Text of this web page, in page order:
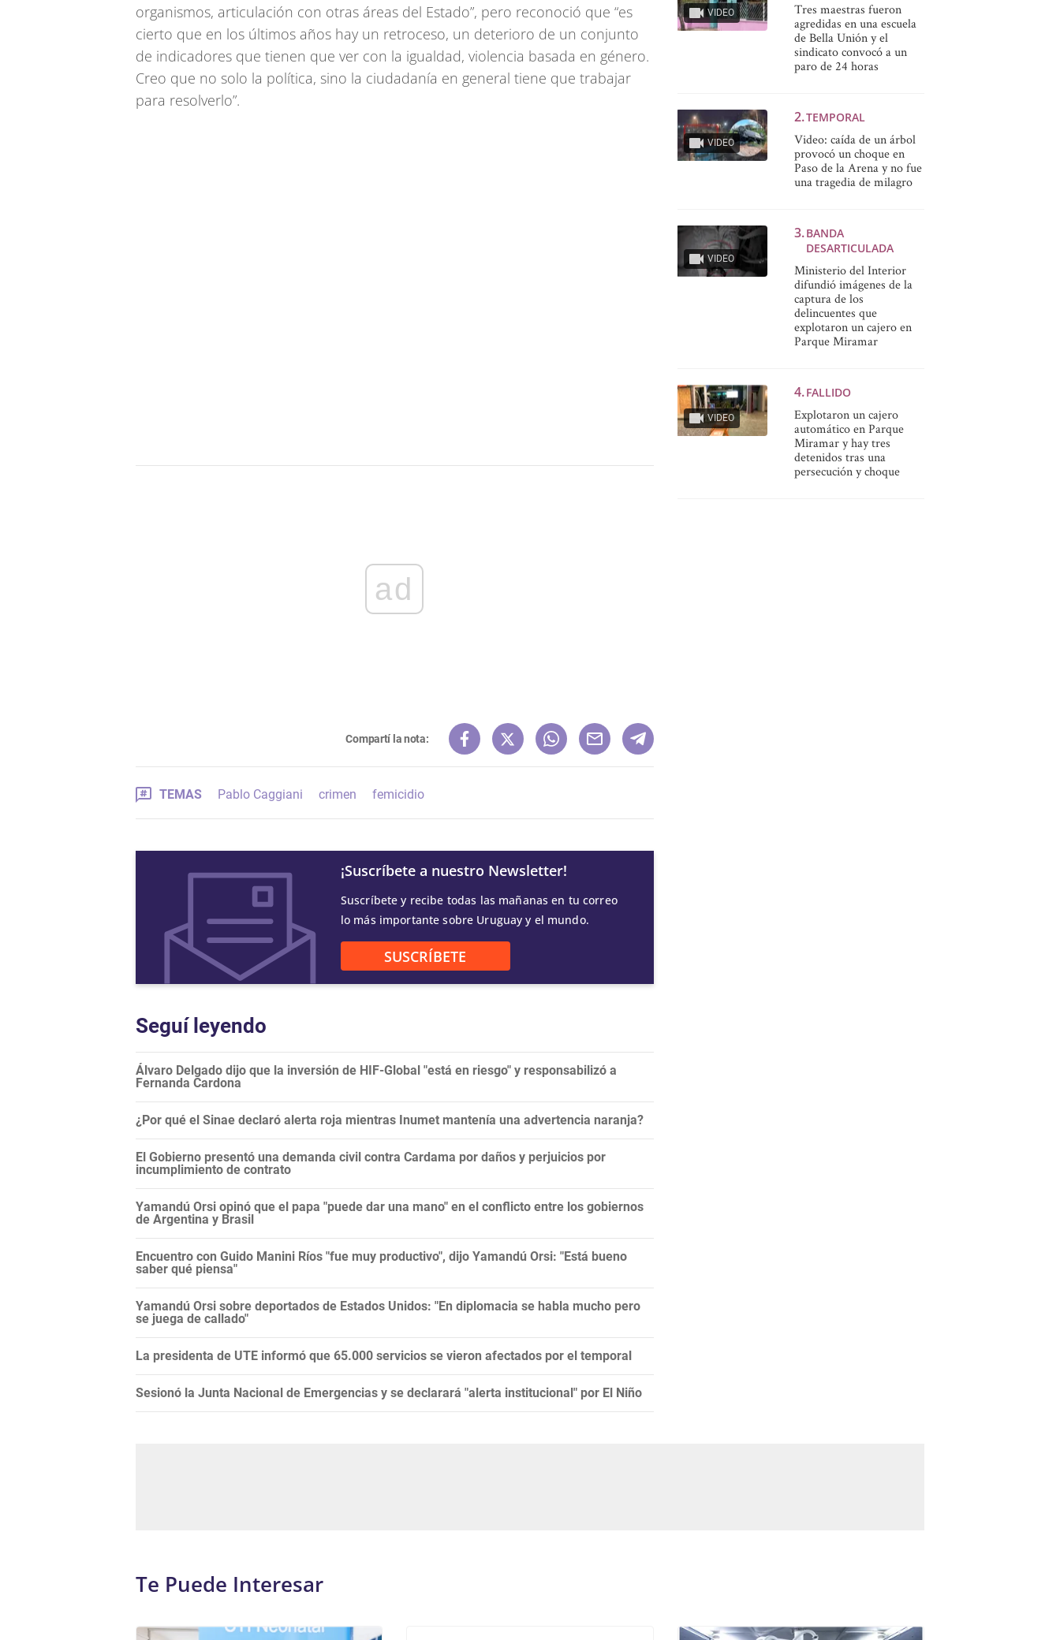
organismos, articulación con otras áreas del Estado”, pero reconoció que “es
cierto que en los últimos años hay un retroceso, un deterioro de un conjunto
de indicadores que tienen que ver con la igualdad, violencia basada en género.
Creo que no solo la política, sino la ciudadanía en general tiene que trabajar
para resolverlo”.
ad
Compartí la nota:
TEMAS Pablo Caggiani crimen femicidio
¡Suscríbete a nuestro Newsletter!
Suscríbete y recibe todas las mañanas en tu correo
lo más importante sobre Uruguay y el mundo.
SUSCRÍBETE
Seguí leyendo
Álvaro Delgado dijo que la inversión de HIF-Global "está en riesgo" y responsabilizó a
Fernanda Cardona
¿Por qué el Sinae declaró alerta roja mientras Inumet mantenía una advertencia naranja?
El Gobierno presentó una demanda civil contra Cardama por daños y perjuicios por
incumplimiento de contrato
Yamandú Orsi opinó que el papa "puede dar una mano" en el conflicto entre los gobiernos
de Argentina y Brasil
Encuentro con Guido Manini Ríos "fue muy productivo", dijo Yamandú Orsi: "Está bueno
saber qué piensa"
Yamandú Orsi sobre deportados de Estados Unidos: "En diplomacia se habla mucho pero
se juega de callado"
La presidenta de UTE informó que 65.000 servicios se vieron afectados por el temporal
Sesionó la Junta Nacional de Emergencias y se declarará "alerta institucional" por El Niño
VIDEO
Tres maestras fueron
agredidas en una escuela
de Bella Unión y el
sindicato convocó a un
paro de 24 horas
VIDEO
TEMPORAL
Video: caída de un árbol
provocó un choque en
Paso de la Arena y no fue
una tragedia de milagro
VIDEO
BANDA
DESARTICULADA
Ministerio del Interior
difundió imágenes de la
captura de los
delincuentes que
explotaron un cajero en
Parque Miramar
VIDEO
FALLIDO
Explotaron un cajero
automático en Parque
Miramar y hay tres
detenidos tras una
persecución y choque
Te Puede Interesar